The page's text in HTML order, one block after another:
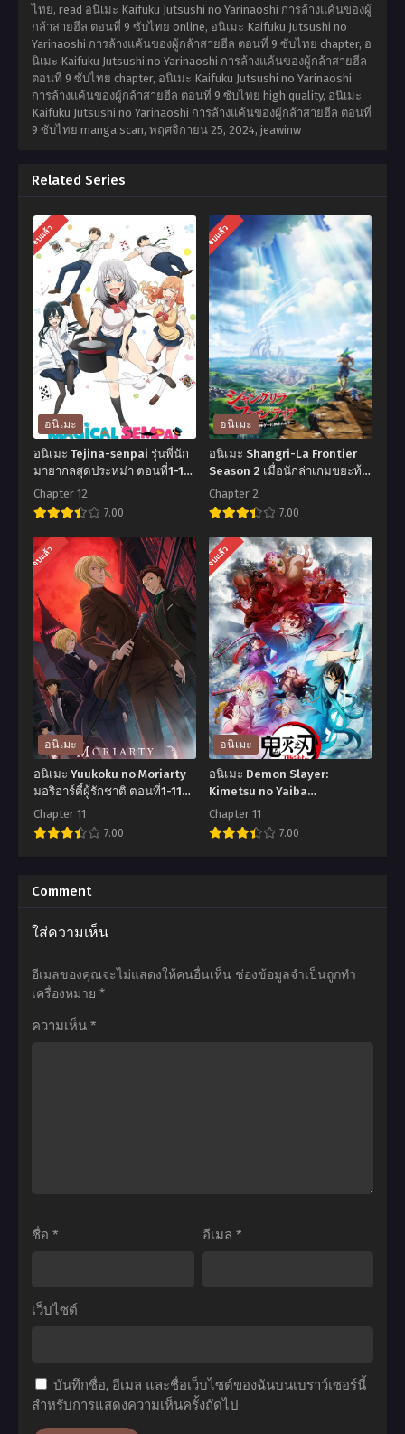
ไทย, read อนิเมะ Kaifuku Jutsushi no Yarinaoshi การล้างแค้นของผู้
กล้าสายฮีล ตอนที่ 9 ซับไทย online, อนิเมะ Kaifuku Jutsushi no
Yarinaoshi การล้างแค้นของผู้กล้าสายฮีล ตอนที่ 9 ซับไทย chapter, อ
นิเมะ Kaifuku Jutsushi no Yarinaoshi การล้างแค้นของผู้กล้าสายฮีล
ตอนที่ 9 ซับไทย chapter, อนิเมะ Kaifuku Jutsushi no Yarinaoshi
การล้างแค้นของผู้กล้าสายฮีล ตอนที่ 9 ซับไทย high quality, อนิเมะ
Kaifuku Jutsushi no Yarinaoshi การล้างแค้นของผู้กล้าสายฮีล ตอนที่
9 ซับไทย manga scan, พฤศจิกายน 25, 2024, jeawinw
Related Series
จบแล้ว
อนิเมะ
อนิเมะ Tejina-senpai รุ่นพี่นัก
มายากลสุดประหม่า ตอนที่1-12
พากย์ไทย
Chapter 12
7.00
อ
นิ
เมะ
Tejina-
senpai
รุ่น
พี่
นัก
มายากล
สุด
ประหม่า
ตอน
ที่1-
พากย์
ไทย
จบแล้ว
อนิเมะ
อนิเมะ Shangri-La Frontier
Season 2 เมื่อนักล่าเกมขยะท้า
สู้ในเกมเทพ (ภาค2) ตอนที่1-2
ซับไทย
Chapter 2
7.00
อ
นิ
เมะ
Shangri-
La
Frontier
Season
2
เมื่อ
นัก
ล่า
เกม
ขยะ
ใน
(ภาค2)
จบแล้ว
อนิเมะ
อนิเมะ Yuukoku no Moriarty
มอริอาร์ตี้ผู้รักชาติ ตอนที่1-11
ซับไทย
Chapter 11
7.00
นิ
เมะ
Yuukoku
Moriarty
ริ
ซับ
จบแล้ว
อนิเมะ
อนิเมะ Demon Slayer:
Kimetsu no Yaiba
Katanakaji no Sato-hen ดาบ
พิฆาตอสูร ภาคหมู่บ้านช่างตี
ดาบ ตอนที่1-11 พากย์ไทย+ซับ
Chapter 11
7.00
เมะ
Slayer:
ภาค
ที่1-
11
Comment
ใส่ความเห็น
อีเมลของคุณจะไม่แสดงให้คนอื่นเห็น ช่องข้อมูลจำเป็นถูกทำ
เครื่องหมาย *
ความเห็น *
ชื่อ * อีเมล *
เว็บไซต์
บันทึกชื่อ, อีเมล และชื่อเว็บไซต์ของฉันบนเบราว์เซอร์นี้
สำหรับการแสดงความเห็นครั้งถัดไป